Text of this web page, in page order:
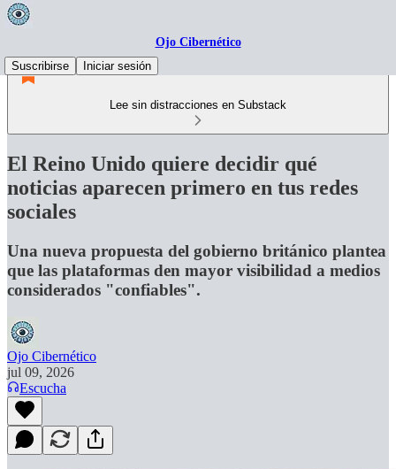
Ojo Cibernético
Suscribirse
Iniciar sesión
Lee sin distracciones en Substack
El Reino Unido quiere decidir qué
noticias aparecen primero en tus redes
sociales
Una nueva propuesta del gobierno británico plantea
que las plataformas den mayor visibilidad a medios
considerados "confiables".
Ojo Cibernético
jul 09, 2026
Escucha